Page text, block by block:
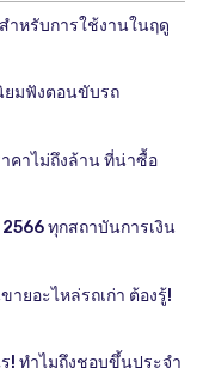
ำหรับการใช้งานในฤดู
ยมฟังตอนขับรถ
คาไม่ถึงล้าน ที่น่าซื้อ
ทุกสถาบันการเงิน
ายอะไหล่รถเก่า ต้องรู้!
! ทำไมถึงชอบขึ้นประจำ